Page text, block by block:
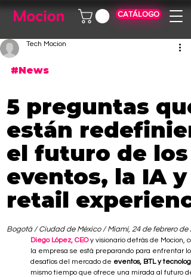
CATÁLOGO
Tech Mocion
#News
5 preguntas
están
el futuro de los
eventos, la IA y
retail
Bogotá / Ciudad de México / Miami, 24 de febrero de
Diego López, CEO y visionario detrás de Mocion,
la empresa se está preparando para enfrentar
desafíos del mercado de eventos, BTL y
mismo tiempo que ofrece una mirada al futuro